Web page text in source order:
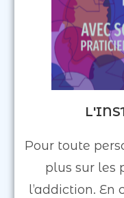
Pour toute
plus sur les
l’addiction.